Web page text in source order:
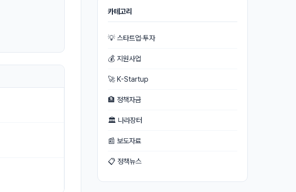
카테고리
💡 스타트업·투자
💰 지원사업
🚀 K-Startup
🏦 정책자금
🏛 나라장터
📰 보도자료
📋 정책뉴스